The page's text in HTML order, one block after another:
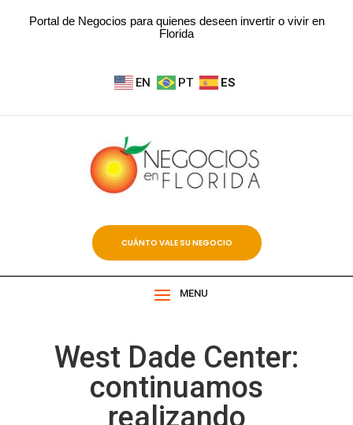
Portal de Negocios para quienes deseen invertir o vivir en
Florida
EN PT ES
CUÁNTO VALE SU NEGOCIO
MENU
West Dade Center:
continuamos
realizando